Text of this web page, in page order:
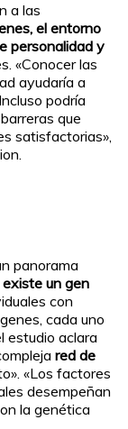
a las
el entorno
personalidad y
«Conocer las
ayudaría a
Incluso podría
que
satisfactorias»,
panorama
un gen
con
cada uno
estudio aclara
red de
«Los factores
desempeñan
la genética